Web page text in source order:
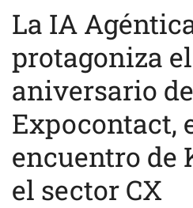
La IA
protagoniza
aniversario de
Expocontact,
encuentro de
el sector CX